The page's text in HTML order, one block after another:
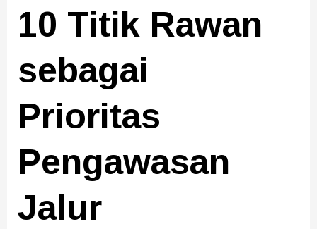
10 Titik Rawan
sebagai
Prioritas
Pengawasan
Jalur